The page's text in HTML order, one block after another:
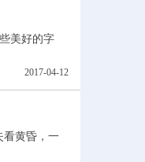
美好的字
2017-04-12
黄昏，一